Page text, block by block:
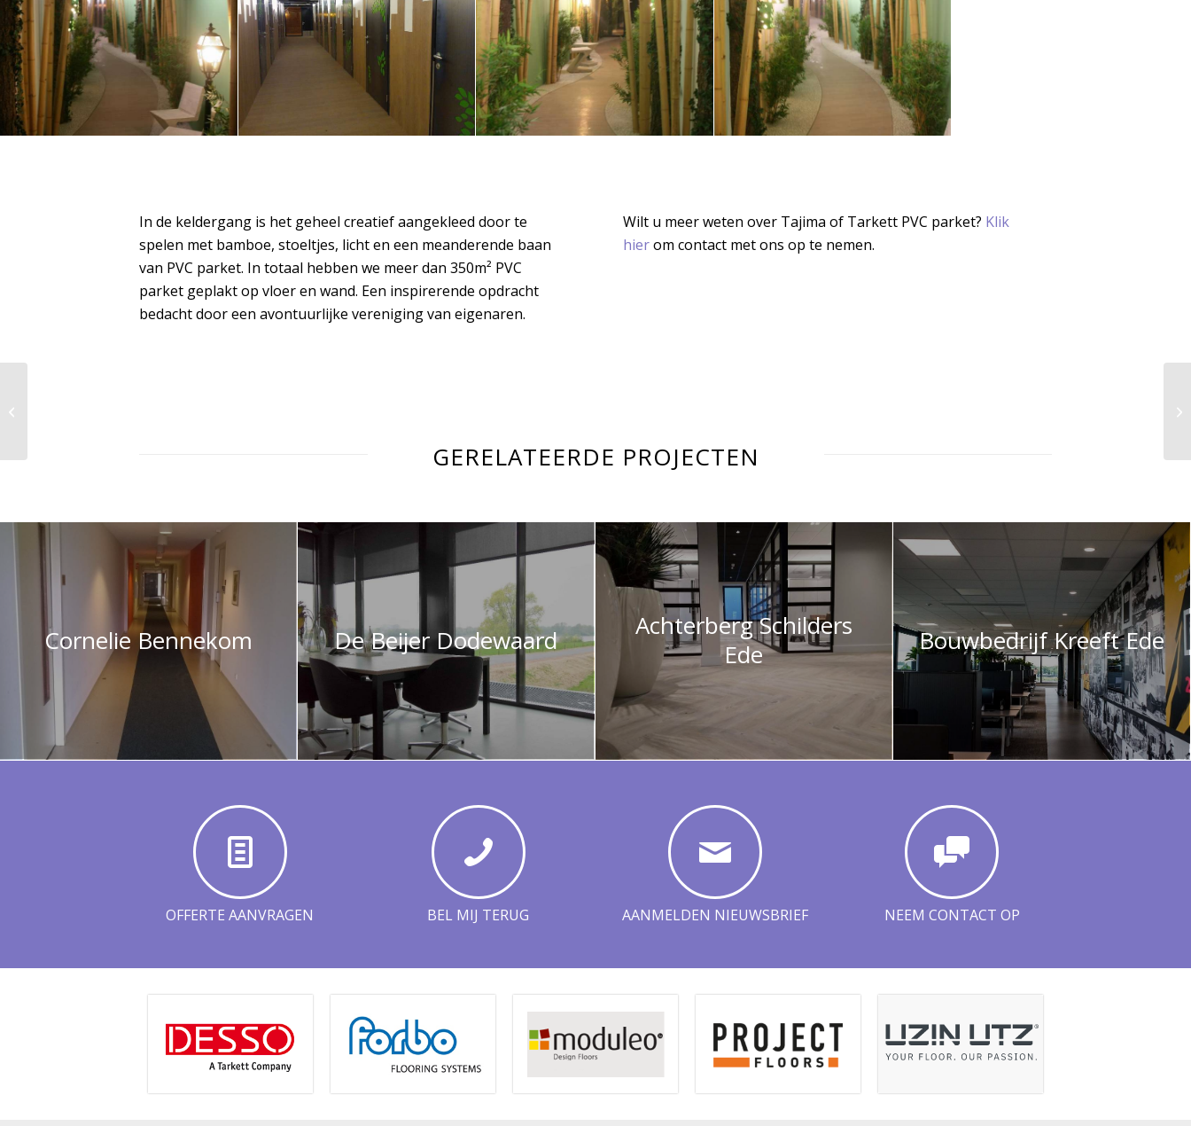
In de keldergang is het geheel creatief aangekleed door te
spelen met bamboe, stoeltjes, licht en een meanderende baan
van PVC parket. In totaal hebben we meer dan 350m² PVC
parket geplakt op vloer en wand. Een inspirerende opdracht
bedacht door een avontuurlijke vereniging van eigenaren.
Wilt u meer weten over Tajima of Tarkett PVC parket? Klik
hierom contact met ons op te nemen.
GERELATEERDE PROJECTEN
Cornelie Bennekom De Beijer Dodewaard
Achterberg Schilders
Ede
Bouwbedrijf Kreeft Ede
OFFERTE AANVRAGEN BEL MIJ TERUG AANMELDEN NIEUWSBRIEF NEEM CONTACT OP